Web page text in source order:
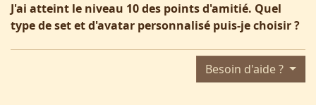
J'ai atteint le niveau 10 des points d'amitié. Quel
type de set et d'avatar personnalisé puis-je choisir ?
Besoin d'aide ?